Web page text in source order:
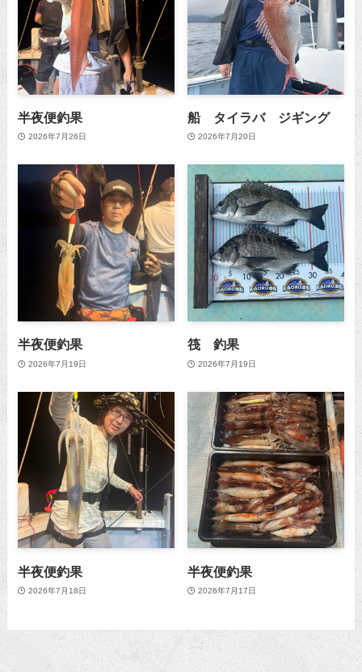
半夜便釣果
2026年7月26日
船 タイラバ ジギング
2026年7月20日
半夜便釣果
2026年7月19日
筏 釣果
2026年7月19日
半夜便釣果
2026年7月18日
半夜便釣果
2026年7月17日